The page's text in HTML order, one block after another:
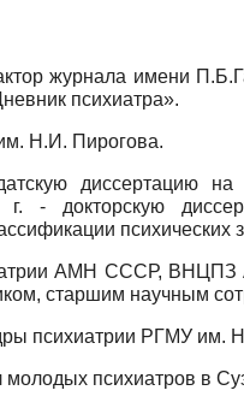
журнала имени
психиатра».
Н.И. Пирогова.
диссертацию
- докторскую
психических
АМН СССР,
старшим научным
психиатрии РГМУ им.
молодых психиатров в